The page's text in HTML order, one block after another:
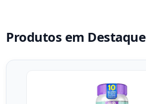
Produtos em Destaque